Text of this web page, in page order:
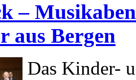
–
aus Bergen
Das Kinder-